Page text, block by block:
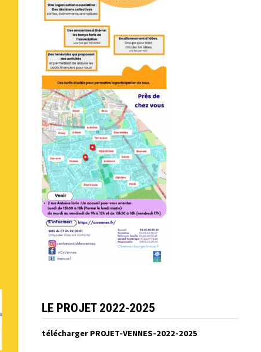
LE PROJET 2022-2025
télécharger PROJET-VENNES-2022-2025